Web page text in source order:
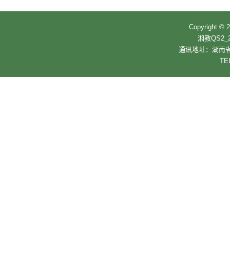
Copyright ©
湘教
通讯地址：湖南